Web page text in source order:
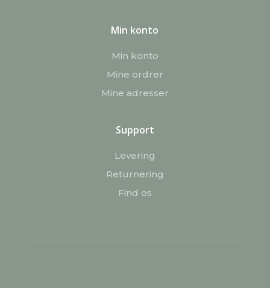
Min konto
Min konto
Mine ordrer
Mine adresser
Support
Levering
Returnering
Find os